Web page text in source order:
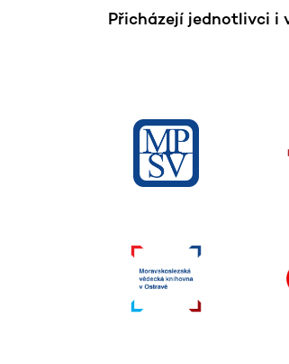
Přicházejí jednotlivci i
“ Lektorskej
nové kontakty,
skúseností.Veľkým
podobným